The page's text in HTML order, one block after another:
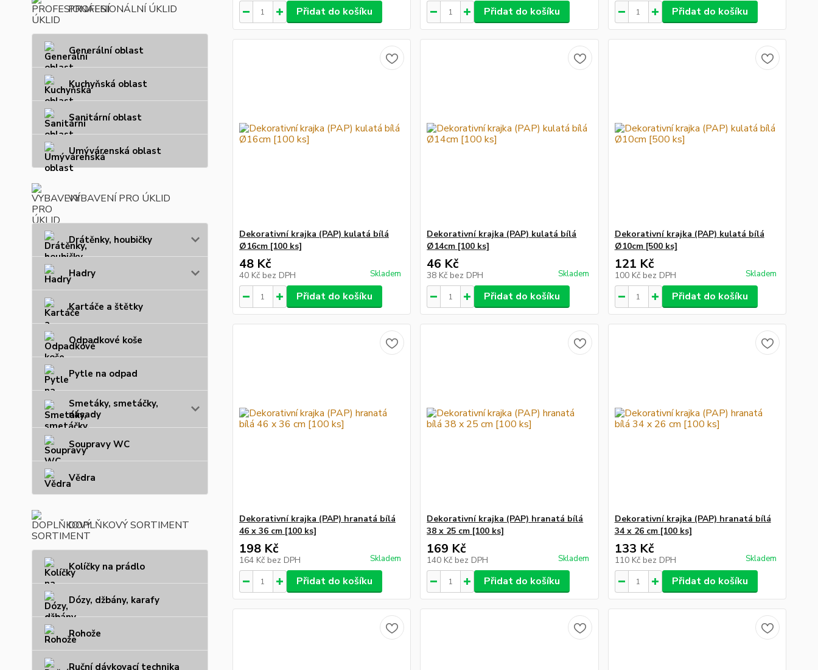
PROFESIONÁLNÍ ÚKLID
Generální oblast
Kuchyňská oblast
Sanitární oblast
Umývárenská oblast
VYBAVENÍ PRO ÚKLID
Drátěnky, houbičky
Hadry
Kartáče a štětky
Odpadkové koše
Pytle na odpad
Smetáky, smetáčky,
násady
Soupravy WC
Vědra
DOPLŇKOVÝ SORTIMENT
Kolíčky na prádlo
Dózy, džbány, karafy
Rohože
Ruční dávkovací technika
Přidat do košíku Přidat do košíku Přidat do košíku
Dekorativní krajka (PAP) kulatá bílá
Ø16cm [100 ks]
48 Kč
40 Kč bez DPH Skladem
Přidat do košíku
Dekorativní krajka (PAP) kulatá bílá
Ø14cm [100 ks]
46 Kč
38 Kč bez DPH Skladem
Přidat do košíku
Dekorativní krajka (PAP) kulatá bílá
Ø10cm [500 ks]
121 Kč
100 Kč bez DPH Skladem
Přidat do košíku
Dekorativní krajka (PAP) hranatá bílá
46 x 36 cm [100 ks]
198 Kč
164 Kč bez DPH Skladem
Přidat do košíku
Dekorativní krajka (PAP) hranatá bílá
38 x 25 cm [100 ks]
169 Kč
140 Kč bez DPH Skladem
Přidat do košíku
Dekorativní krajka (PAP) hranatá bílá
34 x 26 cm [100 ks]
133 Kč
110 Kč bez DPH Skladem
Přidat do košíku